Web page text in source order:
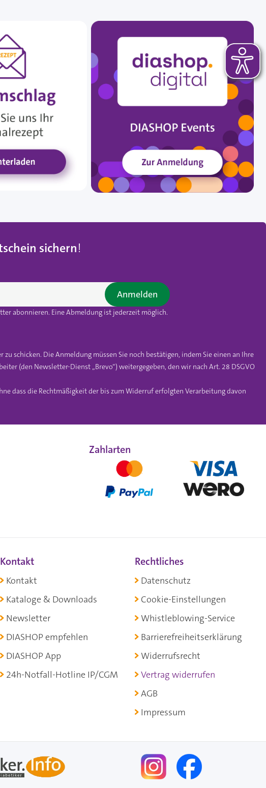
sichern!
abonnieren. Eine Abmeldung ist jederzeit möglich.
Anmelden
schicken. Die Anmeldung müssen Sie noch bestätigen, indem Sie einen an Ihre
(den Newsletter-Dienst „Brevo“) weitergegeben, den wir nach Art. 28 DSGVO
dass die Rechtmäßigkeit der bis zum Widerruf erfolgten Verarbeitung davon
Zahlarten
Kontakt
Kontakt
Kataloge & Downloads
Newsletter
DIASHOP empfehlen
DIASHOP App
24h-Notfall-Hotline IP/CGM
Rechtliches
Datenschutz
Cookie-Einstellungen
Whistleblowing-Service
Barrierefreiheitserklärung
Widerrufsrecht
Vertrag widerrufen
AGB
Impressum